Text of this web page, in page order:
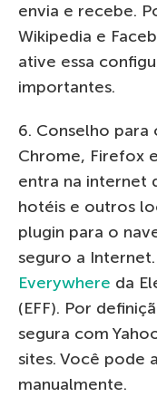
envia e recebe.
Wikipedia e
ative essa
importantes.
6. Conselho para
Chrome, Firefox
entra na internet
hotéis e outros
plugin para o
seguro a
Everywhere da
(EFF). Por
segura com
sites. Você pode
manualmente.